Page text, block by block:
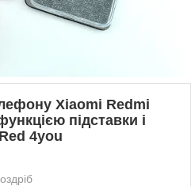
Xiaomi Redmi
підставки і
4you